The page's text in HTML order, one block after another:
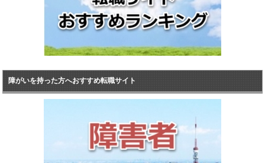
障がいを持った方へおすすめ転職サイト